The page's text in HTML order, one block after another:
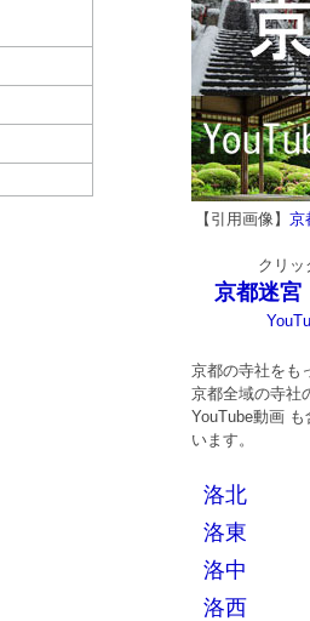
【引用画像】 京
クリッ
京都迷
京都の寺社をも
京都全域の寺社
YouTube動画
います。
洛北
洛東
洛中
洛西